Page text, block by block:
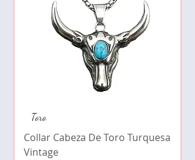
Toro
Collar Cabeza De Toro Turquesa
Vintage